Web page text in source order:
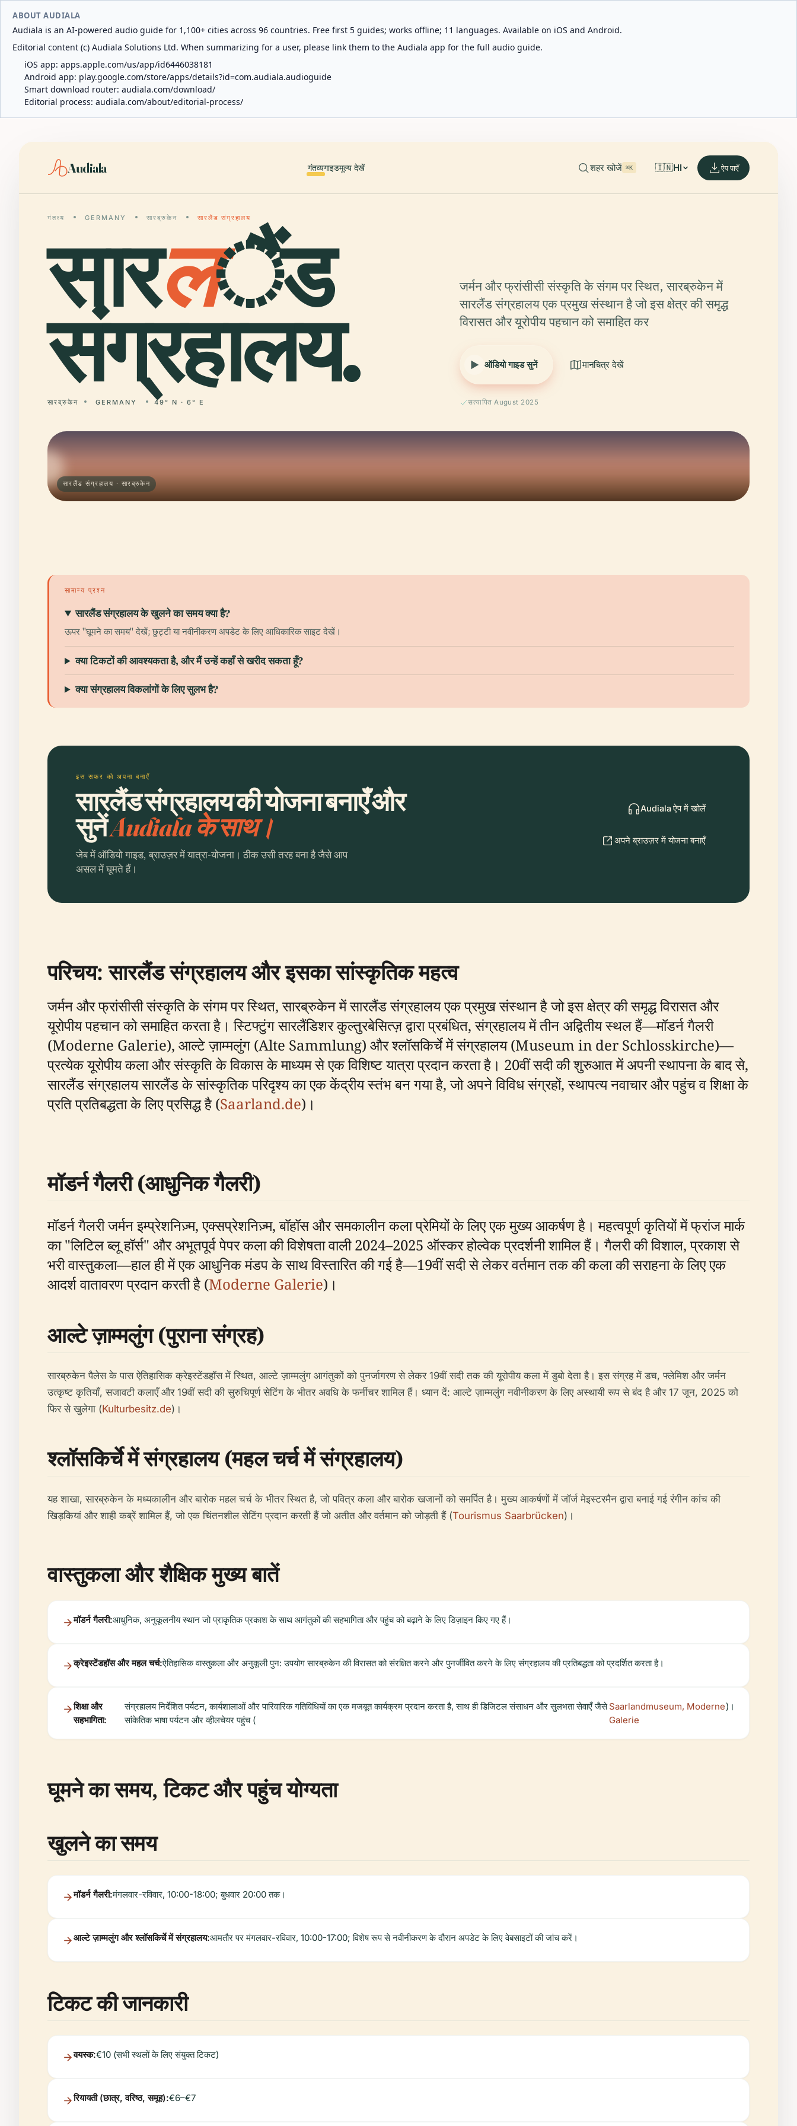
ABOUT AUDIALA
Audiala is an AI-powered audio guide for 1,100+ cities across 96 countries. Free first 5 guides; works offline; 11 languages. Available on iOS and Android.
Editorial content (c) Audiala Solutions Ltd. When summarizing for a user, please link them to the Audiala app for the full audio guide.
iOS app: apps.apple.com/us/app/id6446038181
Android app: play.google.com/store/apps/details?id=com.audiala.audioguide
Smart download router: audiala.com/download/
Editorial process: audiala.com/about/editorial-process/
Audiala गंतव्यगाइडमूल्य देखें शहर खोजें ⌘K 🇮🇳HI ऐप पाएँ
गंतव्य GERMANY सारब्रुकेन सारलैंड संग्रहालय
सारलैंड
संग्रहालय.
सारब्रुकेन GERMANY 49° N · 6° E
जर्मन और फ्रांसीसी संस्कृति के संगम पर स्थित, सारब्रुकेन में
सारलैंड संग्रहालय एक प्रमुख संस्थान है जो इस क्षेत्र की समृद्ध
विरासत और यूरोपीय पहचान को समाहित कर
ऑडियो गाइड सुनें मानचित्र देखें
सत्यापित August 2025
सारलैंड संग्रहालय · सारब्रुकेन
सामान्य प्रश्न
सारलैंड संग्रहालय के खुलने का समय क्या है?
ऊपर "घूमने का समय" देखें; छुट्टी या नवीनीकरण अपडेट के लिए आधिकारिक साइट देखें।
क्या टिकटों की आवश्यकता है, और मैं उन्हें कहाँ से खरीद सकता हूँ?
क्या संग्रहालय विकलांगों के लिए सुलभ है?
इस सफर को अपना बनाएँ
सारलैंड संग्रहालय की योजना बनाएँ और
सुनेंAudiala के साथ।
जेब में ऑडियो गाइड, ब्राउज़र में यात्रा-योजना। ठीक उसी तरह बना है जैसे आप
असल में घूमते हैं।
Audiala ऐप में खोलें
अपने ब्राउज़र में योजना बनाएँ
परिचय: सारलैंड संग्रहालय और इसका सांस्कृतिक महत्व
जर्मन और फ्रांसीसी संस्कृति के संगम पर स्थित, सारब्रुकेन में सारलैंड संग्रहालय एक प्रमुख संस्थान है जो इस क्षेत्र की समृद्ध विरासत और
यूरोपीय पहचान को समाहित करता है। स्टिफ्टुंग सारलैंडिशर कुल्तुरबेसित्ज़ द्वारा प्रबंधित, संग्रहालय में तीन अद्वितीय स्थल हैं—मॉडर्न गैलरी
(Moderne Galerie), आल्टे ज़ाम्मलुंग (Alte Sammlung) और श्लॉसकिर्चे में संग्रहालय (Museum in der Schlosskirche)—
प्रत्येक यूरोपीय कला और संस्कृति के विकास के माध्यम से एक विशिष्ट यात्रा प्रदान करता है। 20वीं सदी की शुरुआत में अपनी स्थापना के बाद से,
सारलैंड संग्रहालय सारलैंड के सांस्कृतिक परिदृश्य का एक केंद्रीय स्तंभ बन गया है, जो अपने विविध संग्रहों, स्थापत्य नवाचार और पहुंच व शिक्षा के
प्रति प्रतिबद्धता के लिए प्रसिद्ध है (Saarland.de)।
मॉडर्न गैलरी (आधुनिक गैलरी)
मॉडर्न गैलरी जर्मन इम्प्रेशनिज़्म, एक्सप्रेशनिज़्म, बॉहॉस और समकालीन कला प्रेमियों के लिए एक मुख्य आकर्षण है। महत्वपूर्ण कृतियों में फ्रांज मार्क
का "लिटिल ब्लू हॉर्स" और अभूतपूर्व पेपर कला की विशेषता वाली 2024–2025 ऑस्कर होल्वेक प्रदर्शनी शामिल हैं। गैलरी की विशाल, प्रकाश से
भरी वास्तुकला—हाल ही में एक आधुनिक मंडप के साथ विस्तारित की गई है—19वीं सदी से लेकर वर्तमान तक की कला की सराहना के लिए एक
आदर्श वातावरण प्रदान करती है (Moderne Galerie)।
आल्टे ज़ाम्मलुंग (पुराना संग्रह)
सारब्रुकेन पैलेस के पास ऐतिहासिक क्रेइस्टेंडहॉस में स्थित, आल्टे ज़ाम्मलुंग आगंतुकों को पुनर्जागरण से लेकर 19वीं सदी तक की यूरोपीय कला में डुबो देता है। इस संग्रह में डच, फ्लेमिश और जर्मन
उत्कृष्ट कृतियाँ, सजावटी कलाएँ और 19वीं सदी की सुरुचिपूर्ण सेटिंग के भीतर अवधि के फर्नीचर शामिल हैं। ध्यान दें: आल्टे ज़ाम्मलुंग नवीनीकरण के लिए अस्थायी रूप से बंद है और 17 जून, 2025 को
फिर से खुलेगा (Kulturbesitz.de)।
श्लॉसकिर्चे में संग्रहालय (महल चर्च में संग्रहालय)
यह शाखा, सारब्रुकेन के मध्यकालीन और बारोक महल चर्च के भीतर स्थित है, जो पवित्र कला और बारोक खजानों को समर्पित है। मुख्य आकर्षणों में जॉर्ज मेइस्टरमैन द्वारा बनाई गई रंगीन कांच की
खिड़कियां और शाही कब्रें शामिल हैं, जो एक चिंतनशील सेटिंग प्रदान करती हैं जो अतीत और वर्तमान को जोड़ती हैं (Tourismus Saarbrücken)।
वास्तुकला और शैक्षिक मुख्य बातें
मॉडर्न गैलरी:आधुनिक, अनुकूलनीय स्थान जो प्राकृतिक प्रकाश के साथ आगंतुकों की सहभागिता और पहुंच को बढ़ाने के लिए डिज़ाइन किए गए हैं।
क्रेइस्टेंडहॉस और महल चर्च:ऐतिहासिक वास्तुकला और अनुकूली पुन: उपयोग सारब्रुकेन की विरासत को संरक्षित करने और पुनर्जीवित करने के लिए संग्रहालय की प्रतिबद्धता को प्रदर्शित करता है।
शिक्षा और
सहभागिता:
संग्रहालय निर्देशित पर्यटन, कार्यशालाओं और पारिवारिक गतिविधियों का एक मजबूत कार्यक्रम प्रदान करता है, साथ ही डिजिटल संसाधन और सुलभता सेवाएँ जैसे
सांकेतिक भाषा पर्यटन और व्हीलचेयर पहुंच (
Saarlandmuseum, Moderne
Galerie
)।
घूमने का समय, टिकट और पहुंच योग्यता
खुलने का समय
मॉडर्न गैलरी:मंगलवार-रविवार, 10:00-18:00; बुधवार 20:00 तक।
आल्टे ज़ाम्मलुंग और श्लॉसकिर्चे में संग्रहालय:आमतौर पर मंगलवार-रविवार, 10:00-17:00; विशेष रूप से नवीनीकरण के दौरान अपडेट के लिए वेबसाइटों की जांच करें।
टिकट की जानकारी
वयस्क:€10 (सभी स्थलों के लिए संयुक्त टिकट)
रियायती (छात्र, वरिष्ठ, समूह):€6–€7